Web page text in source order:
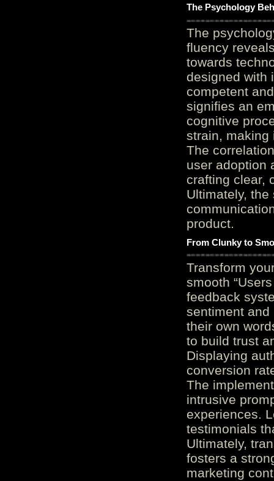
The Psychology
The
fluency
towards
designed with
competent
signifies an
cognitive
strain, making
The
user adoption
crafting clear,
Ultimately,
product.
From Clunky to
Transform
smooth
feedback
sentiment and
their own
to build trust
Displaying
conversion
The
intrusive
experiences.
testimonials
Ultimately,
fosters a
marketing